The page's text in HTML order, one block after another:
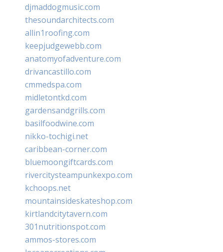
djmaddogmusic.com
thesoundarchitects.com
allin1roofing.com
keepjudgewebb.com
anatomyofadventure.com
drivancastillo.com
cmmedspa.com
midletontkd.com
gardensandgrills.com
basilfoodwine.com
nikko-tochigi.net
caribbean-corner.com
bluemoongiftcards.com
rivercitysteampunkexpo.com
kchoops.net
mountainsideskateshop.com
kirtlandcitytavern.com
301nutritionspot.com
ammos-stores.com